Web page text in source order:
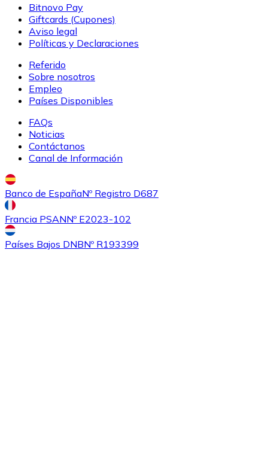
Bitnovo Pay
Giftcards (Cupones)
Aviso legal
Políticas y Declaraciones
Referido
Sobre nosotros
Empleo
Países Disponibles
FAQs
Noticias
Contáctanos
Canal de Información
Banco de EspañaNº Registro D687
Francia PSANNº E2023-102
Países Bajos DNBNº R193399